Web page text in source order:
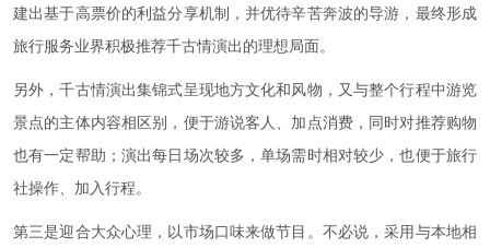
建出基于高票价的利益分享机制，并优待辛苦奔波的导游，最终形成
旅行服务业界积极推荐千古情演出的理想局面。
另外，千古情演出集锦式呈现地方文化和风物，又与整个行程中游览
景点的主体内容相区别，便于游说客人、加点消费，同时对推荐购物
也有一定帮助；演出每日场次较多，单场需时相对较少，也便于旅行
社操作、加入行程。
第三是迎合大众心理，以市场口味来做节目。不必说，采用与本地相